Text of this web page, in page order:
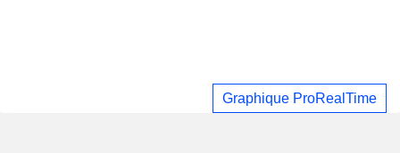
Graphique ProRealTime